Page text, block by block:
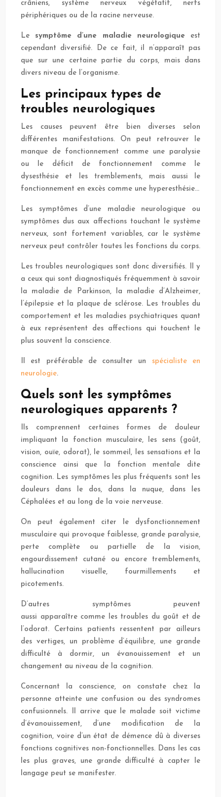
crâniens, système nerveux végétatif, nerfs
périphériques ou de la racine nerveuse.
Le symptôme d’une maladie neurologique est
cependant diversifié. De ce fait, il n’apparaît pas
que sur une certaine partie du corps, mais dans
divers niveau de l’organisme.
Les principaux types de
troubles neurologiques
Les causes peuvent être bien diverses selon
différentes manifestations. On peut retrouver le
manque de fonctionnement comme une paralysie
ou le déficit de fonctionnement comme le
dysesthésie et les tremblements, mais aussi le
fonctionnement en excès comme une hyperesthésie…
Les symptômes d’une maladie neurologique ou
symptômes dus aux affections touchant le système
nerveux, sont fortement variables, car le système
nerveux peut contrôler toutes les fonctions du corps.
Les troubles neurologiques sont donc diversifiés. Il y
a ceux qui sont diagnostiqués fréquemment à savoir
la maladie de Parkinson, la maladie d’Alzheimer,
l’épilepsie et la plaque de sclérose. Les troubles du
comportement et les maladies psychiatriques quant
à eux représentent des affections qui touchent le
plus souvent la conscience.
Il est préférable de consulter un spécialiste en
neurologie.
Quels sont les symptômes
neurologiques apparents ?
Ils comprennent certaines formes de douleur
impliquant la fonction musculaire, les sens (goût,
vision, ouïe, odorat), le sommeil, les sensations et la
conscience ainsi que la fonction mentale dite
cognition. Les symptômes les plus fréquents sont les
douleurs dans le dos, dans la nuque, dans les
Céphalées et au long de la voie nerveuse.
On peut également citer le dysfonctionnement
musculaire qui provoque faiblesse, grande paralysie,
perte complète ou partielle de la vision,
engourdissement cutané ou encore tremblements,
hallucination visuelle, fourmillements et
picotements.
D’autres symptômes peuvent
aussi apparaître comme les troubles du goût et de
l’odorat. Certains patients ressentent par ailleurs
des vertiges, un problème d’équilibre, une grande
difficulté à dormir, un évanouissement et un
changement au niveau de la cognition.
Concernant la conscience, on constate chez la
personne atteinte une confusion ou des syndromes
confusionnels. Il arrive que le malade soit victime
d’évanouissement, d’une modification de la
cognition, voire d’un état de démence dû à diverses
fonctions cognitives non-fonctionnelles. Dans les cas
les plus graves, une grande difficulté à capter le
langage peut se manifester.